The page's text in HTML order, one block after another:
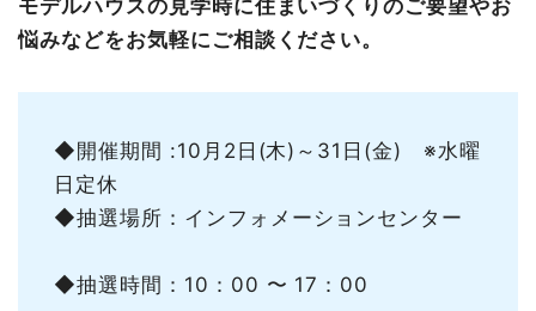
モデルハウスの見学時に住まいづくりのご要望やお
悩みなどをお気軽にご相談ください。
◆開催期間 :10月2日(木)～31日(金) ※水曜
日定休
◆抽選場所：インフォメーションセンター
◆抽選時間：10：00 〜 17：00